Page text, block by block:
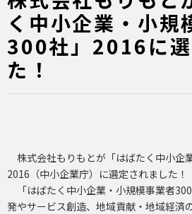
く中小企業・小規
300社」2016に
た！
株式会社もりもとが「はばたく中小企
2016（中小企業庁）に選定されました！
「はばたく中小企業・小規模事業者
発やサービス創造、地域貢献・地域経済